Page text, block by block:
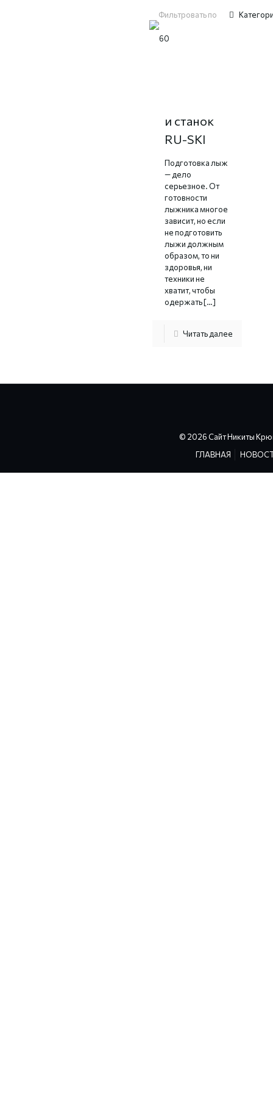
Фильтровать по
и станок
RU-SKI
Подготовка лыж
— дело
серьезное. От
готовности
лыжника многое
зависит, но если
не подготовить
лыжи должным
образом, то ни
здоровья, ни
техники не
хватит, чтобы
одержать[…]
Читать далее
© 2026 Сайт Никиты
ГЛАВНАЯ